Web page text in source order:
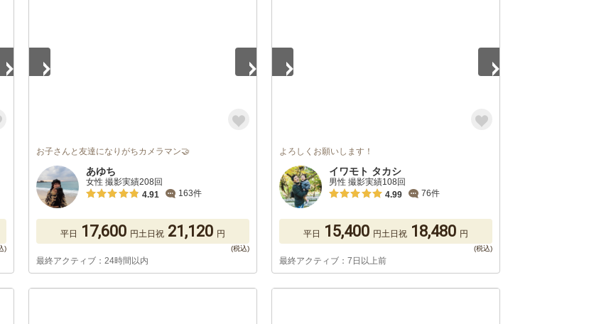
お子さんと友達になりがちカメラマン🤝
あゆち
女性 撮影実績208回
4.91
163件
平日 17,600 円土日祝 21,120 円
最終アクティブ：24時間以内
よろしくお願いします！
イワモト タカシ
男性 撮影実績108回
4.99
76件
平日 15,400 円土日祝 18,480 円
最終アクティブ：7日以上前